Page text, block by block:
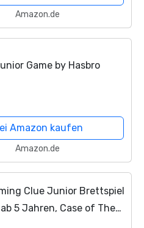
Amazon.de
Game by Hasbro
Amazon kaufen
Amazon.de
Clue Junior Brettspiel
5 Jahren, Case of The